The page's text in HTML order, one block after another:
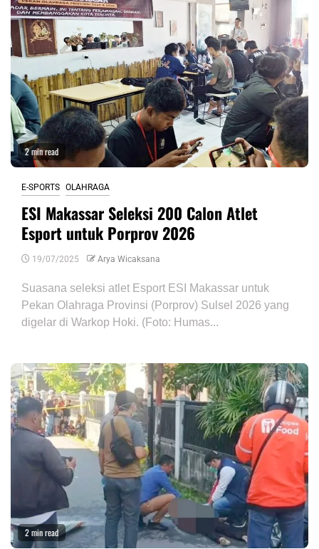
2 min read
E-SPORTS OLAHRAGA
ESI Makassar Seleksi 200 Calon Atlet
Esport untuk Porprov 2026
19/07/2025 Arya Wicaksana
Suasana seleksi atlet Esport ESI Makassar untuk
Pekan Olahraga Provinsi (Porprov) Sulsel 2026 yang
digelar di Warkop Hoki. (Foto: Humas...
2 min read